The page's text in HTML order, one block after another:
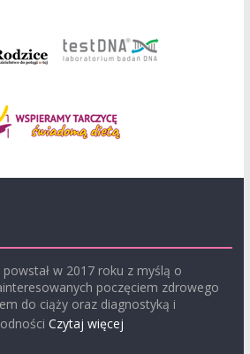
w 2017 roku z myślą o
poczęciem zdrowego
do ciąży oraz diagnostyką i
Czytaj więcej